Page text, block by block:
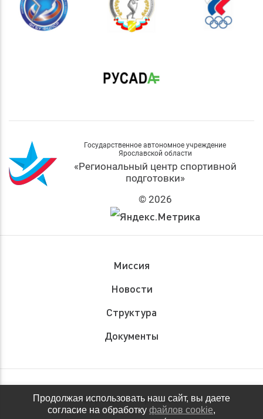
Государственное автономное учреждение
Ярославской области
«Региональный центр спортивной
подготовки»
© 2026
Миссия
Новости
Структура
Документы
Обращения граждан
Продолжая использовать наш сайт, вы даете
согласие на обработку файлов cookie,